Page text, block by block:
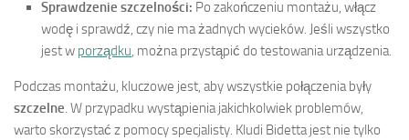
Sprawdzenie szczelności: Po zakończeniu montażu, włącz
wodę i sprawdź, czy nie ma żadnych wycieków. Jeśli wszystko
jest w porządku, można przystąpić do testowania urządzenia.
Podczas montażu, kluczowe jest, aby wszystkie połączenia były
szczelne. W przypadku wystąpienia jakichkolwiek problemów,
warto skorzystać z pomocy specjalisty. Kludi Bidetta jest nie tylko